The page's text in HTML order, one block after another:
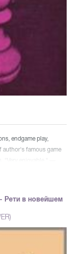
endgame play,
author's famous game
"Very enjoyable." —
Рети в новейшем